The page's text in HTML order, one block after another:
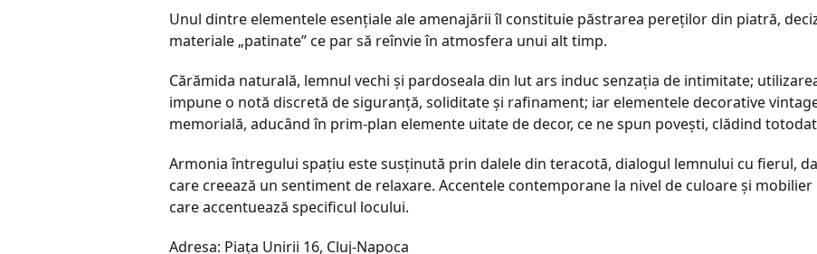
Unul dintre elementele esenţiale ale amenajării îl constituie păstrarea pereţilor din piatră,
materiale „patinate” ce par să reînvie în atmosfera unui alt timp.
Cărămida naturală, lemnul vechi şi pardoseala din lut ars induc senzaţia de intimitate;
impune o notă discretă de siguranţă, soliditate şi rafinament; iar elementele decorative
memorială, aducând în prim-plan elemente uitate de decor, ce ne spun poveşti, clădind
Armonia întregului spaţiu este susţinută prin dalele din teracotă, dialogul lemnului cu fierul,
care creează un sentiment de relaxare. Accentele contemporane la nivel de culoare şi
care accentuează specificul locului.
Adresa: Piaţa Unirii 16, Cluj-Napoca